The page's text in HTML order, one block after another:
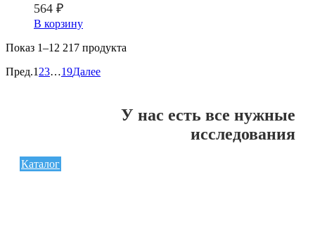
564 ₽
В корзину
Показ 1–12 217 продукта
Пред.1 23…19Далее
У нас есть все нужные
исследования
Каталог